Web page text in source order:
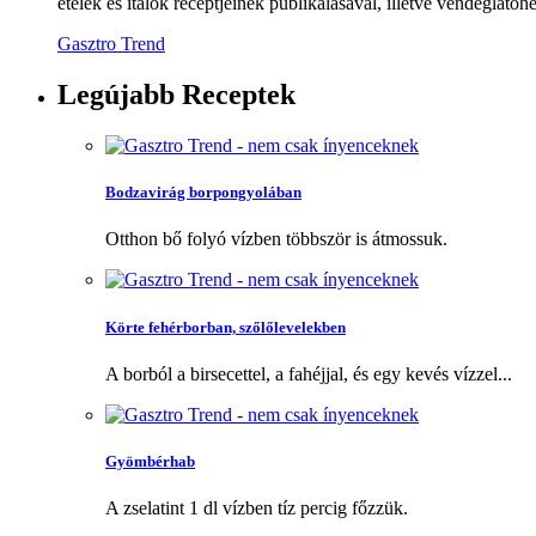
Gasztro Trend
Legújabb Receptek
Bodzavirág borpongyolában
Otthon bő folyó vízben többször is átmossuk.
Körte fehérborban, szőlőlevelekben
A borból a birsecettel, a fahéjjal, és egy kevés vízzel...
Gyömbérhab
A zselatint 1 dl vízben tíz percig főzzük.